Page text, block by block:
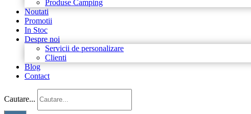
Produse Camping
Noutati
Promotii
In Stoc
Despre noi
Servicii de personalizare
Clienti
Blog
Contact
Cautare...